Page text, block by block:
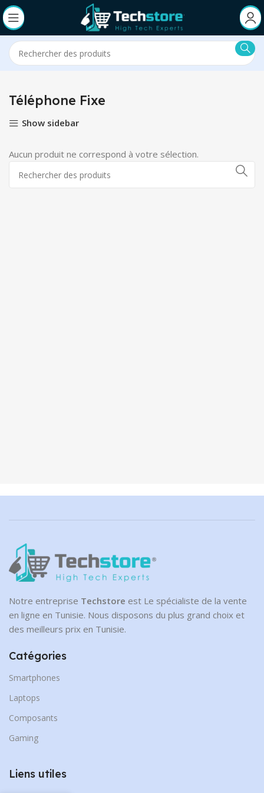
Téléphone Fixe
Show sidebar
Aucun produit ne correspond à votre sélection.
Notre entreprise Techstore est Le spécialiste de la vente
en ligne en Tunisie. Nous disposons du plus grand choix et
des meilleurs prix en Tunisie.
Catégories
Smartphones
Laptops
Composants
Gaming
Liens utiles